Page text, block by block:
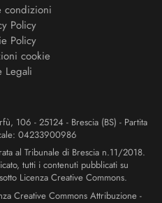
condizioni
Policy
Policy
cookie
Legali
106 - 25124 - Brescia (BS) - Partita
04233900986
al Tribunale di Brescia n.11/2018.
tutti i contenuti pubblicati su
Licenza Creative Commons.
Creative Commons Attribuzione -